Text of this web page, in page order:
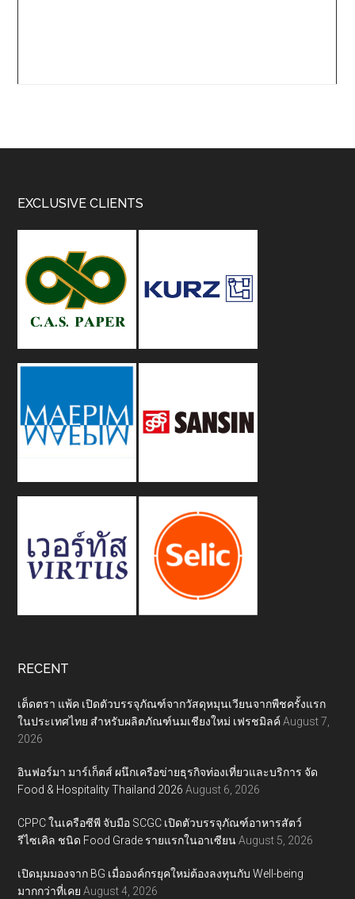
Footer
EXCLUSIVE CLIENTS
RECENT
เต็ดตรา แพ้ค เปิดตัวบรรจุภัณฑ์จากวัสดุหมุนเวียนจากพืชครั้งแรก
ในประเทศไทย สำหรับผลิตภัณฑ์นมเชียงใหม่ เฟรชมิลค์ August 7,
2026
อินฟอร์มา มาร์เก็ตส์ ผนึกเครือข่ายธุรกิจท่องเที่ยวและบริการ จัด
Food & Hospitality Thailand 2026 August 6, 2026
CPPC ในเครือซีพี จับมือ SCGC เปิดตัวบรรจุภัณฑ์อาหารสัตว์
รีไซเคิล ชนิด Food Grade รายแรกในอาเซียน August 5, 2026
เปิดมุมมองจาก BG เมื่อองค์กรยุคใหม่ต้องลงทุนกับ Well-being
มากกว่าที่เคย August 4, 2026